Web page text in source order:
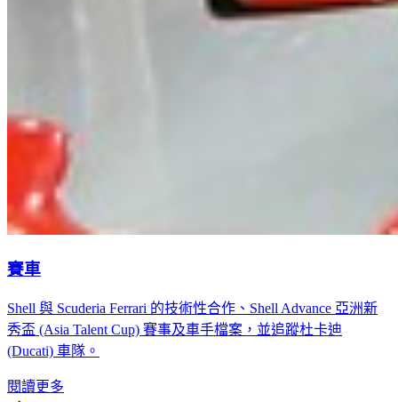
賽車
Shell 與 Scuderia Ferrari 的技術性合作、Shell Advance 亞洲新
秀盃 (Asia Talent Cup) 賽事及車手檔案，並追蹤杜卡迪
(Ducati) 車隊。
閱讀更多